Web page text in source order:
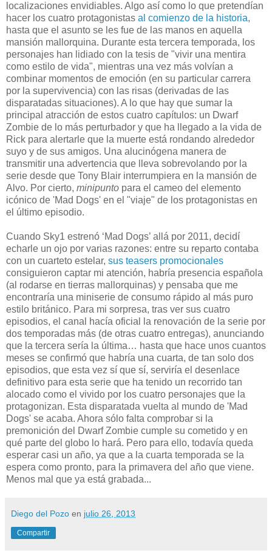
localizaciones envidiables. Algo así como lo que pretendían
hacer los cuatro protagonistas al comienzo de la historia,
hasta que el asunto se les fue de las manos en aquella
mansión mallorquina. Durante esta tercera temporada, los
personajes han lidiado con la tesis de "vivir una mentira
como estilo de vida", mientras una vez más volvían a
combinar momentos de emoción (en su particular carrera
por la supervivencia) con las risas (derivadas de las
disparatadas situaciones). A lo que hay que sumar la
principal atracción de estos cuatro capítulos: un Dwarf
Zombie de lo más perturbador y que ha llegado a la vida de
Rick para alertarle que la muerte está rondando alrededor
suyo y de sus amigos. Una alucinógena manera de
transmitir una advertencia que lleva sobrevolando por la
serie desde que Tony Blair interrumpiera en la mansión de
Alvo. Por cierto, minipunto para el cameo del elemento
icónico de 'Mad Dogs' en el "viaje" de los protagonistas en
el último episodio.
Cuando Sky1 estrenó ‘Mad Dogs’ allá por 2011, decidí
echarle un ojo por varias razones: entre su reparto contaba
con un cuarteto estelar, sus teasers promocionales
consiguieron captar mi atención, habría presencia española
(al rodarse en tierras mallorquinas) y pensaba que me
encontraría una miniserie de consumo rápido al más puro
estilo británico. Para mi sorpresa, tras ver sus cuatro
episodios, el canal hacía oficial la renovación de la serie por
dos temporadas más (de otras cuatro entregas), anunciando
que la tercera sería la última… hasta que hace unos cuantos
meses se confirmó que habría una cuarta, de tan solo dos
episodios, que esta vez sí que sí, serviría el desenlace
definitivo para esta serie que ha tenido un recorrido tan
alocado como el vivido por los cuatro personajes que la
protagonizan. Esta disparatada vuelta al mundo de 'Mad
Dogs' se acaba. Ahora sólo falta comprobar si la
premonición del Dwarf Zombie cumple su cometido y en
qué parte del globo lo hará. Pero para ello, todavía queda
esperar casi un año, ya que a la cuarta temporada se la
espera como pronto, para la primavera del año que viene.
Menos mal que ya está grabada...
Diego del Pozo en julio 26, 2013
Compartir